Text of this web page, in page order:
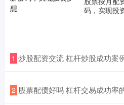
码，实现投
1 炒股配资交流 杠杆炒股成功案
2 股票配债好吗 杠杆交易成功率